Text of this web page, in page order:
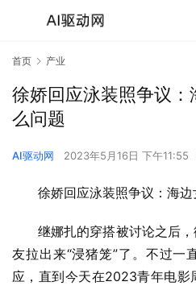
首页 产业
徐娇回应泳装照争议
么问题
AI驱动网 2023年5月16日 下午11:55
徐娇回应泳装照争议：海
继娜扎的穿搭被讨论之后
友拉出来“浸猪笼”了。不过一
应，直到今天在2023青年电影